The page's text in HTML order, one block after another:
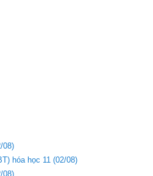
08)
hóa học 11 (02/08)
08)